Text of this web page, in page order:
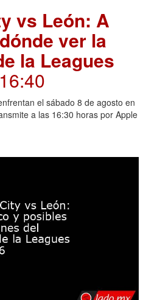
vs León: A
ver la
la Leagues
el sábado 8 de agosto en
a las 16:30 horas por Apple